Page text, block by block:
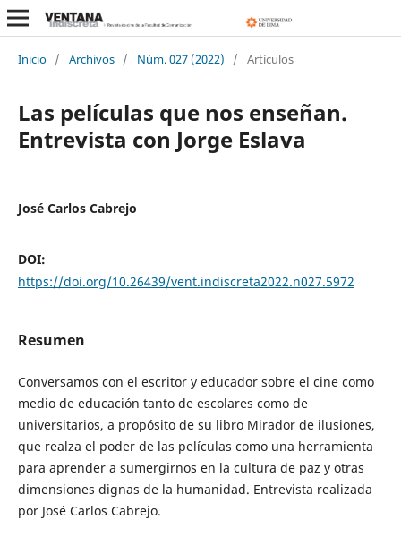
Inicio / Archivos / Núm. 027 (2022) / Artículos
Las películas que nos enseñan.
Entrevista con Jorge Eslava
José Carlos Cabrejo
DOI:
https://doi.org/10.26439/vent.indiscreta2022.n027.5972
Resumen
Conversamos con el escritor y educador sobre el cine como
medio de educación tanto de escolares como de
universitarios, a propósito de su libro Mirador de ilusiones,
que realza el poder de las películas como una herramienta
para aprender a sumergirnos en la cultura de paz y otras
dimensiones dignas de la humanidad. Entrevista realizada
por José Carlos Cabrejo.